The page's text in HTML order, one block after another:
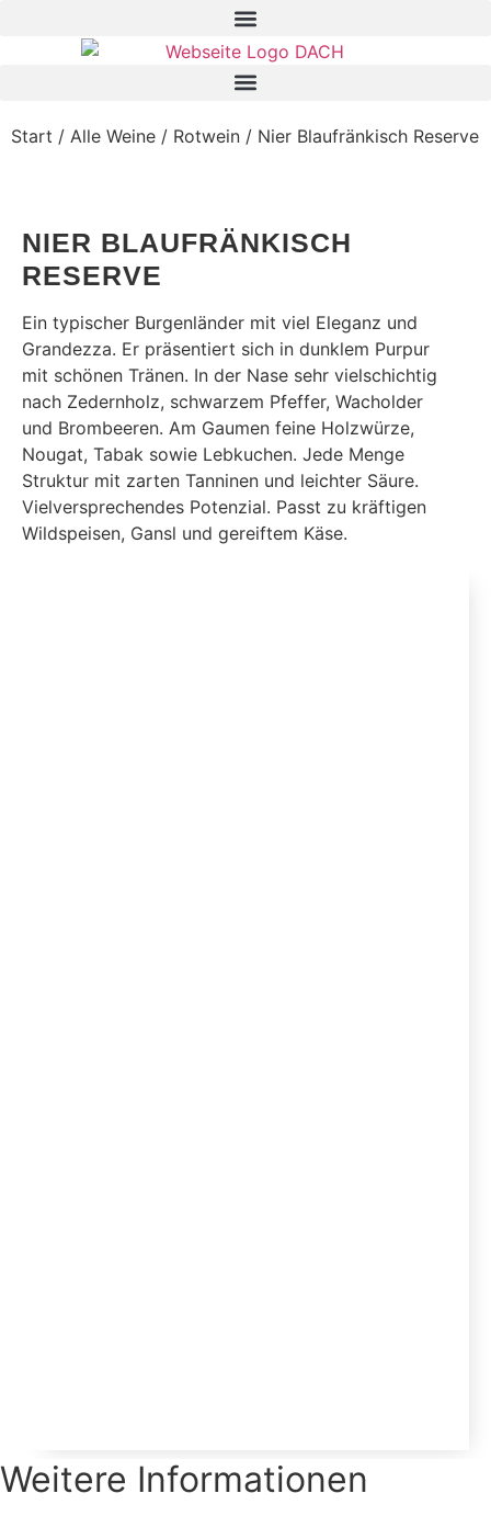
Start / Alle Weine / Rotwein / Nier Blaufränkisch Reserve
NIER BLAUFRÄNKISCH
RESERVE
Ein typischer Burgenländer mit viel Eleganz und
Grandezza. Er präsentiert sich in dunklem Purpur
mit schönen Tränen. In der Nase sehr vielschichtig
nach Zedernholz, schwarzem Pfeffer, Wacholder
und Brombeeren. Am Gaumen feine Holzwürze,
Nougat, Tabak sowie Lebkuchen. Jede Menge
Struktur mit zarten Tanninen und leichter Säure.
Vielversprechendes Potenzial. Passt zu kräftigen
Wildspeisen, Gansl und gereiftem Käse.
Weitere Informationen